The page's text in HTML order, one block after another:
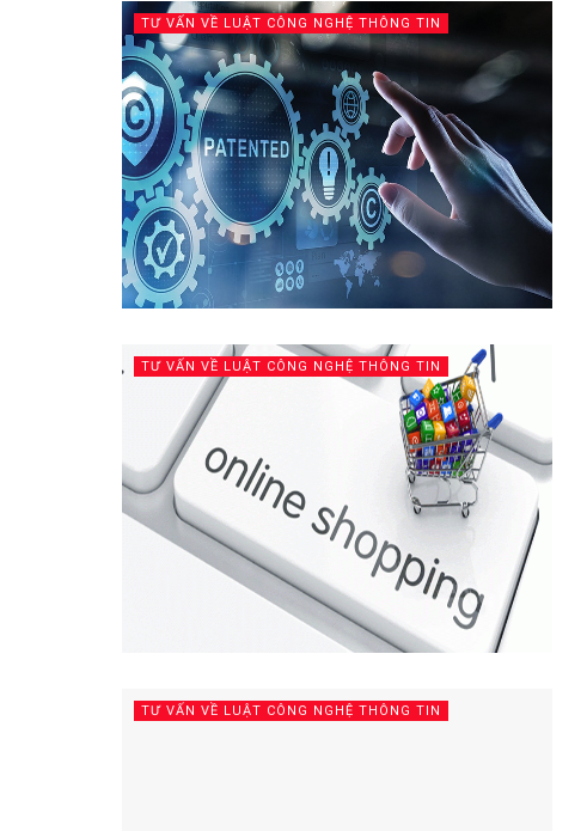
TƯ VẤN VỀ LUẬT CÔNG NGHỆ THÔNG TIN
TƯ VẤN VỀ LUẬT CÔNG NGHỆ THÔNG TIN
TƯ VẤN VỀ LUẬT CÔNG NGHỆ THÔNG TIN